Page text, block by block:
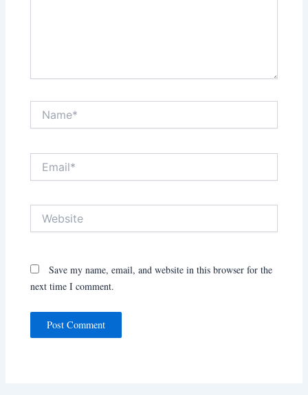
Save my name, email, and website in this browser for the
next time I comment.